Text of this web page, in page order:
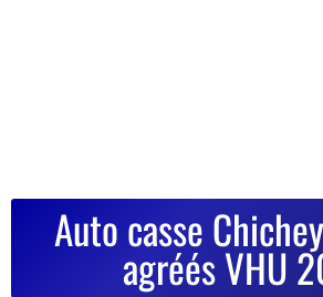
Auto casse
agréés VHU